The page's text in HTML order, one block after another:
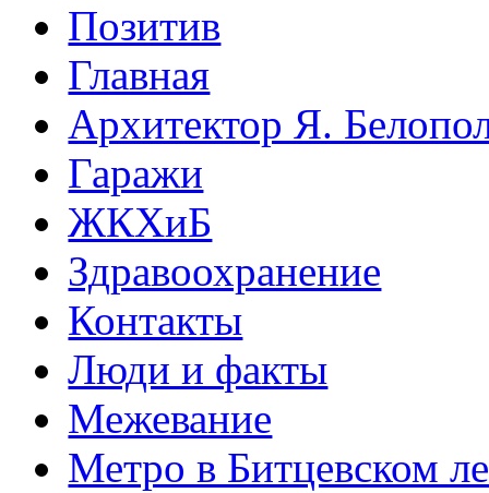
Позитив
Главная
Архитектор Я.
Гаражи
ЖКХиБ
Здравоохранение
Контакты
Люди и факты
Межевание
Метро в Битцевском